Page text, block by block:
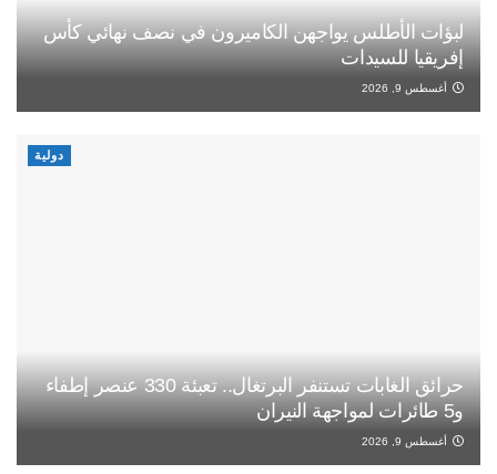
لبؤات الأطلس يواجهن الكاميرون في نصف نهائي كأس
إفريقيا للسيدات
أغسطس 9, 2026
دولية
حرائق الغابات تستنفر البرتغال.. تعبئة 330 عنصر إطفاء
و5 طائرات لمواجهة النيران
أغسطس 9, 2026